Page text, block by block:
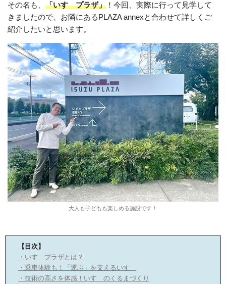
その名も、 「いすゞプラザ」 ！今回、実際に行って見学して
きましたので、お隣にあるPLAZA annexと合わせて詳しくご
紹介したいと思います。
大人も子どもも楽しめる施設です！
【目次】
・いすゞプラザとは？
・乗車体験も！「運ぶ」を支えるいすゞ
・技術の高さを体感！いすゞのくるまづくり
畿
中
国
四
国
九
州・
沖
縄
タ
イ
ム
ズ
ブ